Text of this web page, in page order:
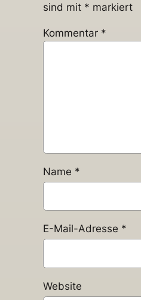
sind mit * markiert
Kommentar *
Name *
E-Mail-Adresse *
Website